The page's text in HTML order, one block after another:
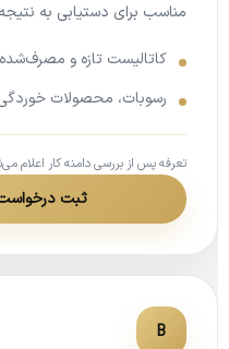
مناسب برای دستیابی به
کاتالیست تازه و
رسوبات، محصولات
تعرفه پس از بررسی دامنه کار اعلام
ثبت
B